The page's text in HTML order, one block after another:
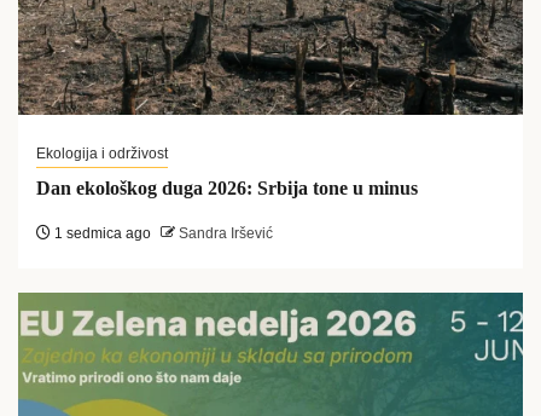
Ekologija i održivost
Dan ekološkog duga 2026: Srbija tone u minus
1 sedmica ago Sandra Iršević